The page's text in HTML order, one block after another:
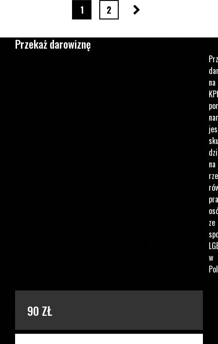
strona numer
1 strona numer
2 Następna strona
Przekaż darowiznę
na
na
ze
w
90 ZŁ
PODAJ KWOTĘ